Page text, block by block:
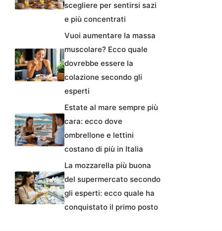
scegliere per sentirsi sazi
e più concentrati
Vuoi aumentare la massa
muscolare? Ecco quale
dovrebbe essere la
colazione secondo gli
esperti
Estate al mare sempre più
cara: ecco dove
ombrellone e lettini
costano di più in Italia
La mozzarella più buona
del supermercato secondo
gli esperti: ecco quale ha
conquistato il primo posto